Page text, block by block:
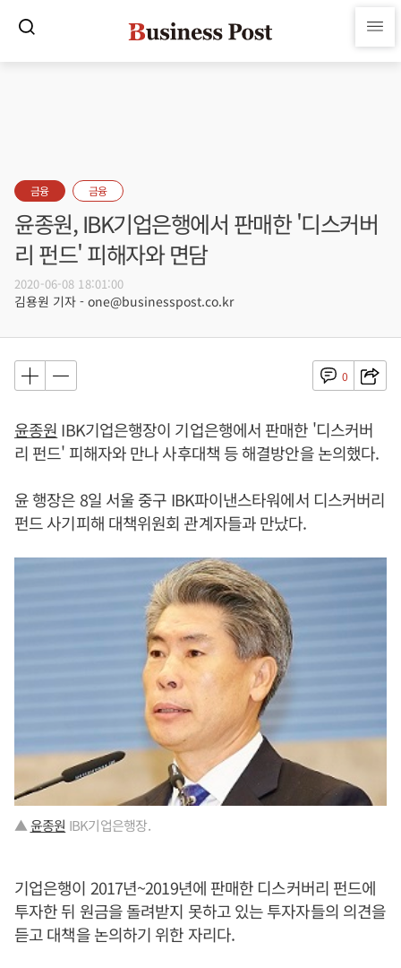
금융 금융
윤종원, IBK기업은행에서 판매한 '디스커버
리 펀드' 피해자와 면담
2020-06-08 18:01:00
김용원 기자 - one@businesspost.co.kr
0
윤종원 IBK기업은행장이 기업은행에서 판매한 '디스커버
리 펀드' 피해자와 만나 사후대책 등 해결방안을 논의했다.
윤 행장은 8일 서울 중구 IBK파이낸스타워에서 디스커버리
펀드 사기피해 대책위원회 관계자들과 만났다.
▲윤종원 IBK기업은행장.
기업은행이 2017년~2019년에 판매한 디스커버리 펀드에
투자한 뒤 원금을 돌려받지 못하고 있는 투자자들의 의견을
듣고 대책을 논의하기 위한 자리다.